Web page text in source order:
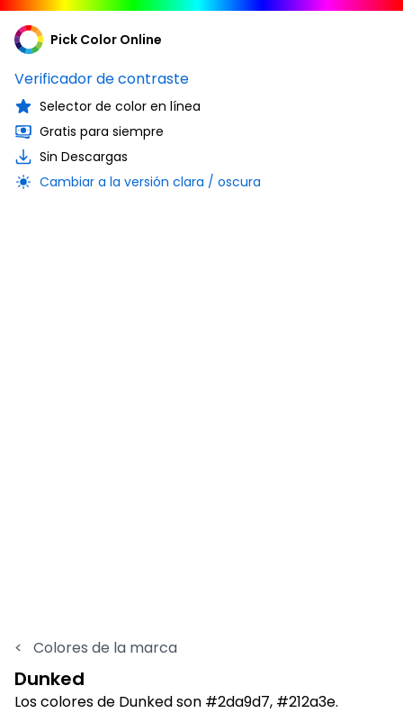
Pick Color Online
Verificador de contraste
Selector de color en línea
Gratis para siempre
Sin Descargas
Cambiar a la versión clara / oscura
< Colores de la marca
Dunked
Los colores de Dunked son #2da9d7, #212a3e.